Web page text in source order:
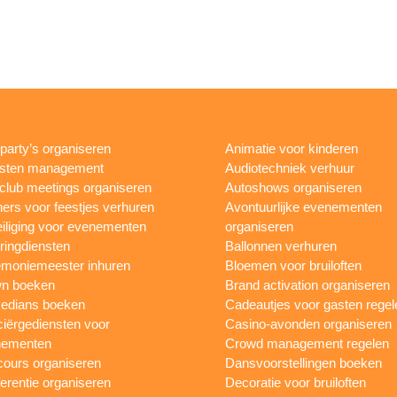
organiseren
management
meetings organiseren
voor feestjes verhuren
voor evenementen
inhuren
boeken
boeken
voor
organiseren
organiseren
Animatie voor kinderen
Audiotechniek verhuur
Autoshows organiseren
Avontuurlijke evenementen
organiseren
Ballonnen verhuren
Bloemen voor bruiloften
Brand activation organiseren
Cadeautjes voor gasten
Casino-avonden organiseren
Crowd management regelen
Dansvoorstellingen boeken
Decoratie voor bruiloften